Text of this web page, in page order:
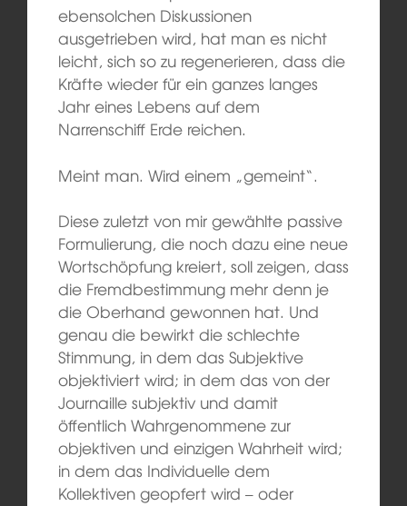
ebensolchen Diskussionen
ausgetrieben wird, hat man es nicht
leicht, sich so zu regenerieren, dass die
Kräfte wieder für ein ganzes langes
Jahr eines Lebens auf dem
Narrenschiff Erde reichen.
Meint man. Wird einem „gemeint“.
Diese zuletzt von mir gewählte passive
Formulierung, die noch dazu eine neue
Wortschöpfung kreiert, soll zeigen, dass
die Fremdbestimmung mehr denn je
die Oberhand gewonnen hat. Und
genau die bewirkt die schlechte
Stimmung, in dem das Subjektive
objektiviert wird; in dem das von der
Journaille subjektiv und damit
öffentlich Wahrgenommene zur
objektiven und einzigen Wahrheit wird;
in dem das Individuelle dem
Kollektiven geopfert wird – oder